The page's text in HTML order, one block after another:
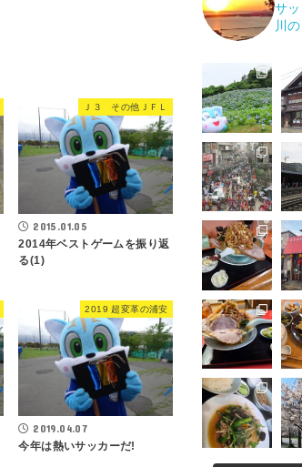
Ｊ３ その他ＪＦＬ
2015.01.05
2014年ベストゲームを振り返
る(1)
2019 超変革の浦安
2019.04.07
今年は熱いサッカーだ!
サ
川